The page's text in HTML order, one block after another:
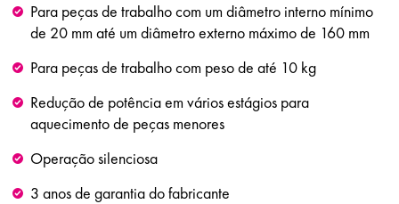
Para peças de trabalho com um diâmetro interno mínimo
de 20 mm até um diâmetro externo máximo de 160 mm
Para peças de trabalho com peso de até 10 kg
Redução de potência em vários estágios para
aquecimento de peças menores
Operação silenciosa
3 anos de garantia do fabricante